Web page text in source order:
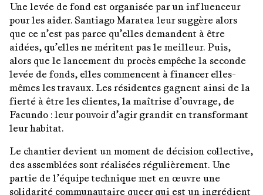
Une levée de fond est organisée par un influenceur
pour les aider. Santiago Maratea leur suggère alors
que ce n’est pas parce qu’elles demandent à être
aidées, qu’elles ne méritent pas le meilleur. Puis,
alors que le lancement du procès empêche la seconde
levée de fonds, elles commencent à financer elles-
mêmes les travaux. Les résidentes gagnent ainsi de la
fierté à être les clientes, la maîtrise d’ouvrage, de
Facundo : leur pouvoir d’agir grandit en transformant
leur habitat.
Le chantier devient un moment de décision collective,
des assemblées sont réalisées régulièrement. Une
partie de l’équipe technique met en œuvre une
solidarité communautaire queer qui est un ingrédient